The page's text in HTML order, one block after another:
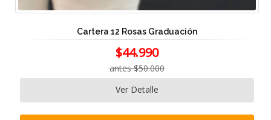
Cartera 12 Rosas Graduación
$44.990
antes $50.000
Ver Detalle